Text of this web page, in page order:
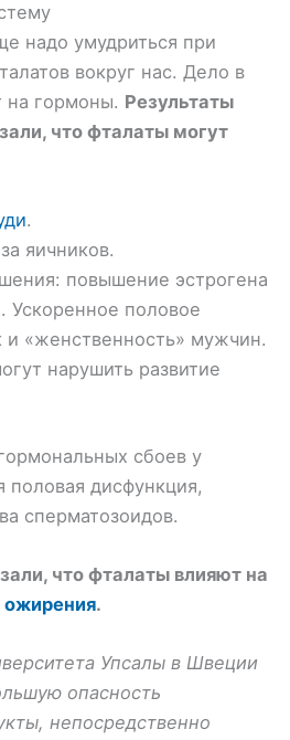
надо умудриться при
вокруг нас. Дело в
на гормоны. Результаты
что фталаты могут
.
яичников.
повышение эстрогена
половое
и «женственность» мужчин.
нарушить развитие
сбоев у
половая дисфункция,
сперматозоидов.
что фталаты влияют на
ожирения.
Упсалы в Швеции
опасность
непосредственно